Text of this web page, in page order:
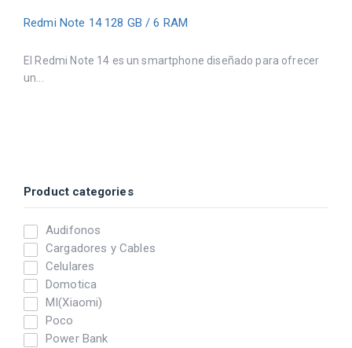
Product categories
Audifonos
Cargadores y Cables
Celulares
Domotica
MI(Xiaomi)
Poco
Power Bank
Redmi Note 14 128 GB / 6 RAM
El Redmi Note 14 es un smartphone diseñado para ofrecer
un...